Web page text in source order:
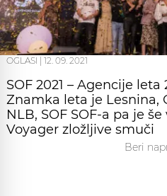
OGLASI | 12. 09. 2021
SOF 2021 – Agencije
Znamka leta je Lesnina,
NLB, SOF SOF-a pa je
Voyager zložljive smuči
Beri